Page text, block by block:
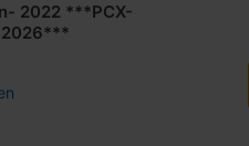
2022 ***PCX-
2026***